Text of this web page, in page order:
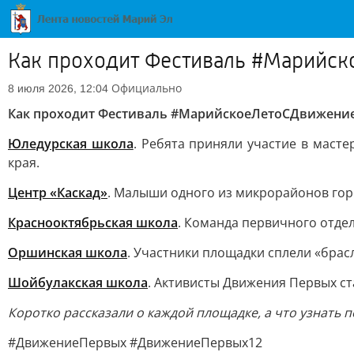
Как проходит Фестиваль
8 июля 2026, 12:04 Официально
Как проходит Фестиваль
Юледурская школа. Ребята приняли участие в
края.
Центр «Каскад». Малыши одного из микрорайонов
Краснооктябрьская школа. Команда первичного
Оршинская школа. Участники площадки сплели
Шойбулакская школа. Активисты Движения Первых
Коротко рассказали о каждой площадке, а что узнать
#ДвижениеПервых #ДвижениеПервых12